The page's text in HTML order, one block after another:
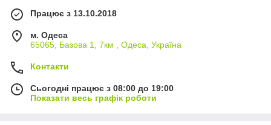
Працює з 13.10.2018
м. Одеса
65065, Базова 1, 7км , Одеса, Україна
Контакти
Сьогодні працює з 08:00 до 19:00
Показати весь графік роботи